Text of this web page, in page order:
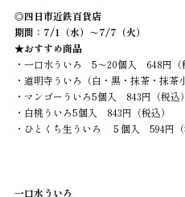
◎四日市近鉄百貨店
期間：7/1（水）～7/7（火）
★おすすめ商品
・一口水ういろ 5～20個入 648円（
・道明寺ういろ（白・黒・抹茶・抹茶
・マンゴーういろ5個入 843円（税込）
・白桃ういろ5個入 843円（税込）
・ひとくち生ういろ ５個入 594円
一口水ういろ